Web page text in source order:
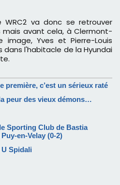
WRC2 va donc se retrouver
avant cela, à Clermont-
image, Yves et Pierre-Louis
l'habitacle de la Hyundai
première, c’est un sérieux raté
peur des vieux démons…
Sporting Club de Bastia
en-Velay (0-2)
Spidali